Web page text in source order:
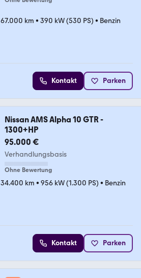
67.000 km • 390 kW (530 PS) • Benzin
Kontakt Parken
Nissan AMS Alpha 10 GTR -
1300+HP
95.000 €
Verhandlungsbasis
Ohne Bewertung
34.400 km • 956 kW (1.300 PS) • Benzin
Kontakt Parken